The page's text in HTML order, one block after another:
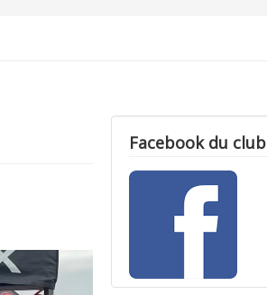
Facebook du club